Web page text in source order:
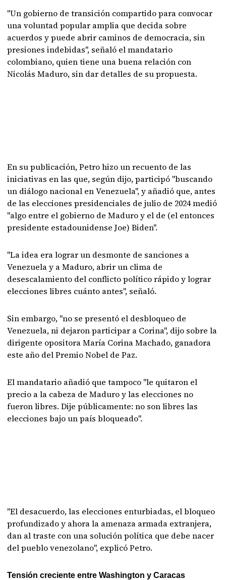
"Un gobierno de transición compartido para convocar
una voluntad popular amplia que decida sobre
acuerdos y puede abrir caminos de democracia, sin
presiones indebidas", señaló el mandatario
colombiano, quien tiene una buena relación con
Nicolás Maduro, sin dar detalles de su propuesta.
En su publicación, Petro hizo un recuento de las
iniciativas en las que, según dijo, participó "buscando
un diálogo nacional en Venezuela", y añadió que, antes
de las elecciones presidenciales de julio de 2024 medió
"algo entre el gobierno de Maduro y el de (el entonces
presidente estadounidense Joe) Biden".
"La idea era lograr un desmonte de sanciones a
Venezuela y a Maduro, abrir un clima de
desescalamiento del conflicto político rápido y lograr
elecciones libres cuánto antes", señaló.
Sin embargo, "no se presentó el desbloqueo de
Venezuela, ni dejaron participar a Corina", dijo sobre la
dirigente opositora María Corina Machado, ganadora
este año del Premio Nobel de Paz.
El mandatario añadió que tampoco "le quitaron el
precio a la cabeza de Maduro y las elecciones no
fueron libres. Dije públicamente: no son libres las
elecciones bajo un país bloqueado".
"El desacuerdo, las elecciones enturbiadas, el bloqueo
profundizado y ahora la amenaza armada extranjera,
dan al traste con una solución política que debe nacer
del pueblo venezolano", explicó Petro.
Tensión creciente entre Washington y Caracas